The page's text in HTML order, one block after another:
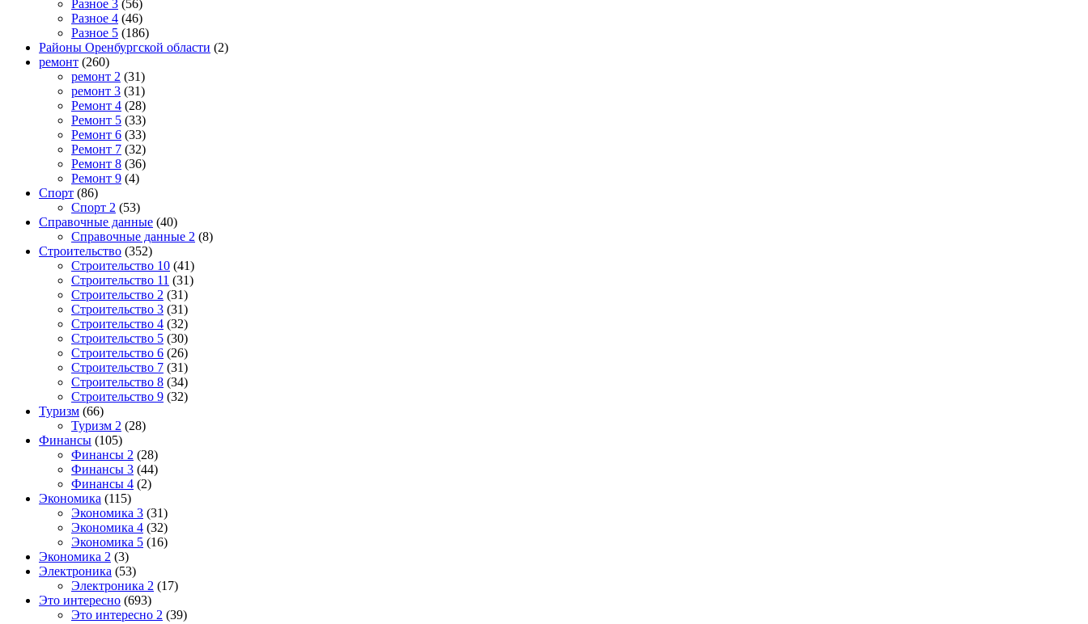
Разное 3 (56)
Разное 4 (46)
Разное 5 (186)
Районы Оренбургской области (2)
ремонт (260)
ремонт 2 (31)
ремонт 3 (31)
Ремонт 4 (28)
Ремонт 5 (33)
Ремонт 6 (33)
Ремонт 7 (32)
Ремонт 8 (36)
Ремонт 9 (4)
Спорт (86)
Спорт 2 (53)
Справочные данные (40)
Справочные данные 2 (8)
Строительство (352)
Строительство 10 (41)
Строительство 11 (31)
Строительство 2 (31)
Строительство 3 (31)
Строительство 4 (32)
Строительство 5 (30)
Строительство 6 (26)
Строительство 7 (31)
Строительство 8 (34)
Строительство 9 (32)
Туризм (66)
Туризм 2 (28)
Финансы (105)
Финансы 2 (28)
Финансы 3 (44)
Финансы 4 (2)
Экономика (115)
Экономика 3 (31)
Экономика 4 (32)
Экономика 5 (16)
Экономика 2 (3)
Электроника (53)
Электроника 2 (17)
Это интересно (693)
Это интересно 2 (39)